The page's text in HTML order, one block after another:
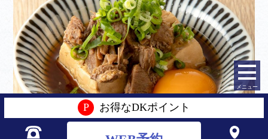
メニュー
P お得なDKポイント